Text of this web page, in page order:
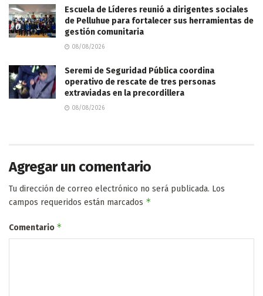
Escuela de Líderes reunió a dirigentes sociales
de Pelluhue para fortalecer sus herramientas de
gestión comunitaria
08/08/2026
Seremi de Seguridad Pública coordina
operativo de rescate de tres personas
extraviadas en la precordillera
08/08/2026
Agregar un comentario
Tu dirección de correo electrónico no será publicada. Los
campos requeridos están marcados *
Comentario *